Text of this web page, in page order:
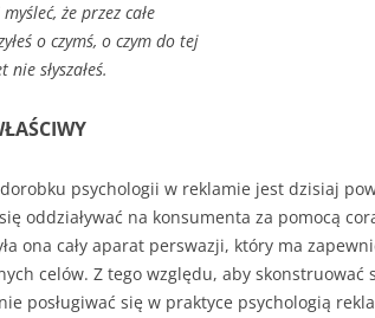
że przez całe
o czymś, o czym do tej
słyszałeś.
psychologii w reklamie jest dzisiaj
oddziaływać na konsumenta za pomocą
ona cały aparat perswazji, który ma
celów. Z tego względu, aby skonstruować
posługiwać się w praktyce psychologią